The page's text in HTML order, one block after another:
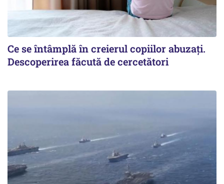
Ce se întâmplă în creierul copiilor abuzați.
Descoperirea făcută de cercetători